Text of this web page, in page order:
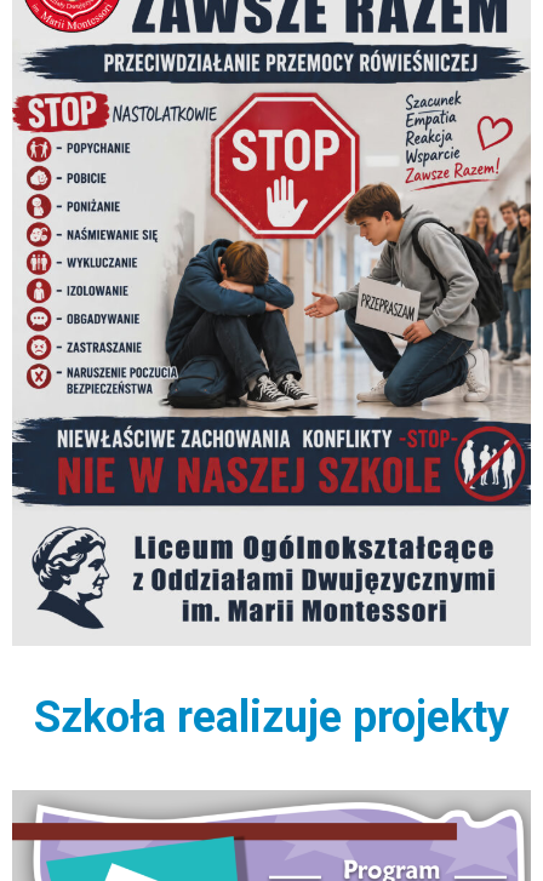
Szkoła realizuje projekty